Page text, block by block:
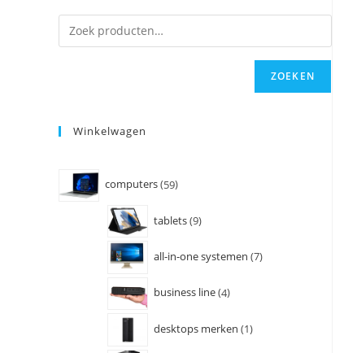
ZOEKEN
Winkelwagen
computers 59
tablets 9
all-in-one systemen 7
business line 4
desktops merken 1